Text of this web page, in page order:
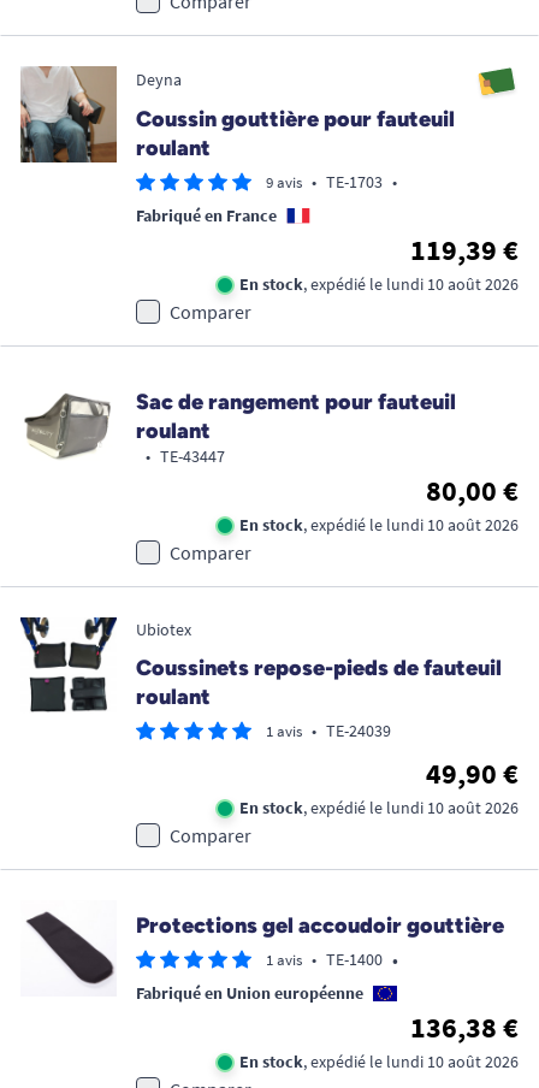
Deyna
Coussin gouttière pour fauteuil
roulant
9 avis • TE-1703 •
Fabriqué en France
119,39 €
En stock, expédié le lundi 10 août 2026
Comparer
Sac de rangement pour fauteuil
roulant
• TE-43447
80,00 €
En stock, expédié le lundi 10 août 2026
Comparer
Ubiotex
Coussinets repose-pieds de fauteuil
roulant
1 avis • TE-24039
49,90 €
En stock, expédié le lundi 10 août 2026
Comparer
Protections gel accoudoir gouttière
1 avis • TE-1400 •
Fabriqué en Union européenne
136,38 €
En stock, expédié le lundi 10 août 2026